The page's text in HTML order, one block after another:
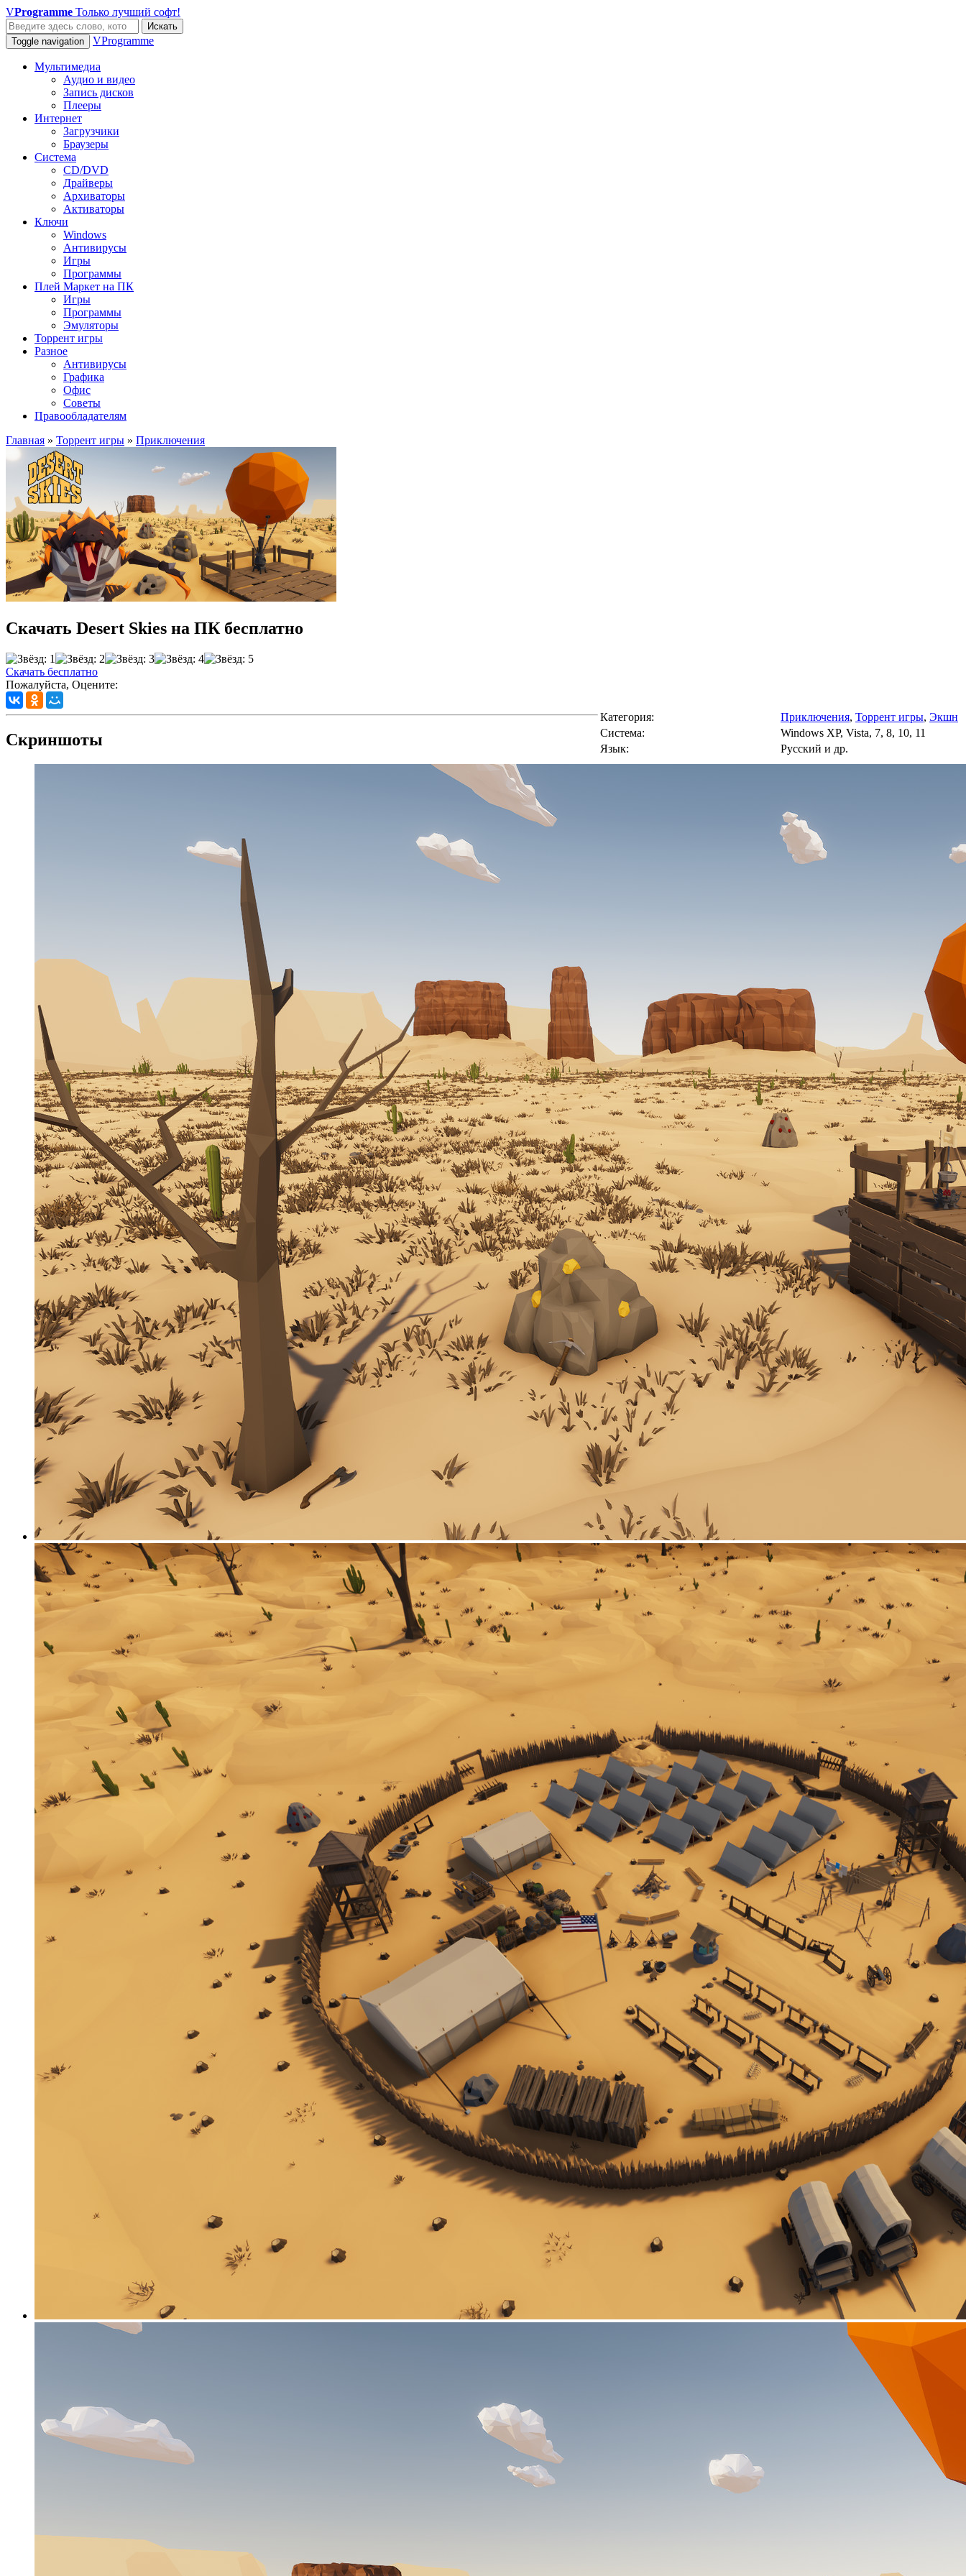
VProgramme Только лучший софт!
Искать
Toggle navigation
VProgramme
Мультимедиа
Аудио и видео
Запись дисков
Плееры
Интернет
Загрузчики
Браузеры
Система
CD/DVD
Драйверы
Архиваторы
Активаторы
Ключи
Windows
Антивирусы
Игры
Программы
Плей Маркет на ПК
Игры
Программы
Эмуляторы
Торрент игры
Разное
Антивирусы
Графика
Офис
Советы
Правообладателям
Главная » Торрент игры » Приключения
Скачать Desert Skies на ПК бесплатно
Скачать бесплатно
Пожалуйста, Оцените:
Категория: Приключения, Торрент игры, Экшн
Cистема:
Windows XP, Vista, 7, 8, 10, 11
Язык:
Русский и др.
Скриншоты